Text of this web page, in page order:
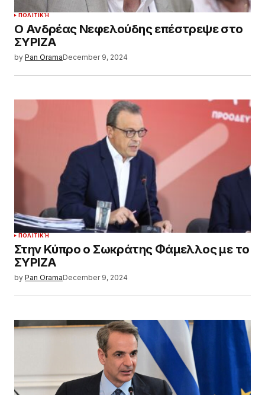
ΠΟΛΙΤΙΚΉ
Ο Ανδρέας Νεφελούδης επέστρεψε στο
ΣΥΡΙΖΑ
by Pan OramaDecember 9, 2024
ΠΟΛΙΤΙΚΉ
Στην Κύπρο ο Σωκράτης Φάμελλος με το
ΣΥΡΙΖΑ
by Pan OramaDecember 9, 2024